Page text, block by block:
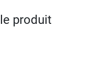
produit